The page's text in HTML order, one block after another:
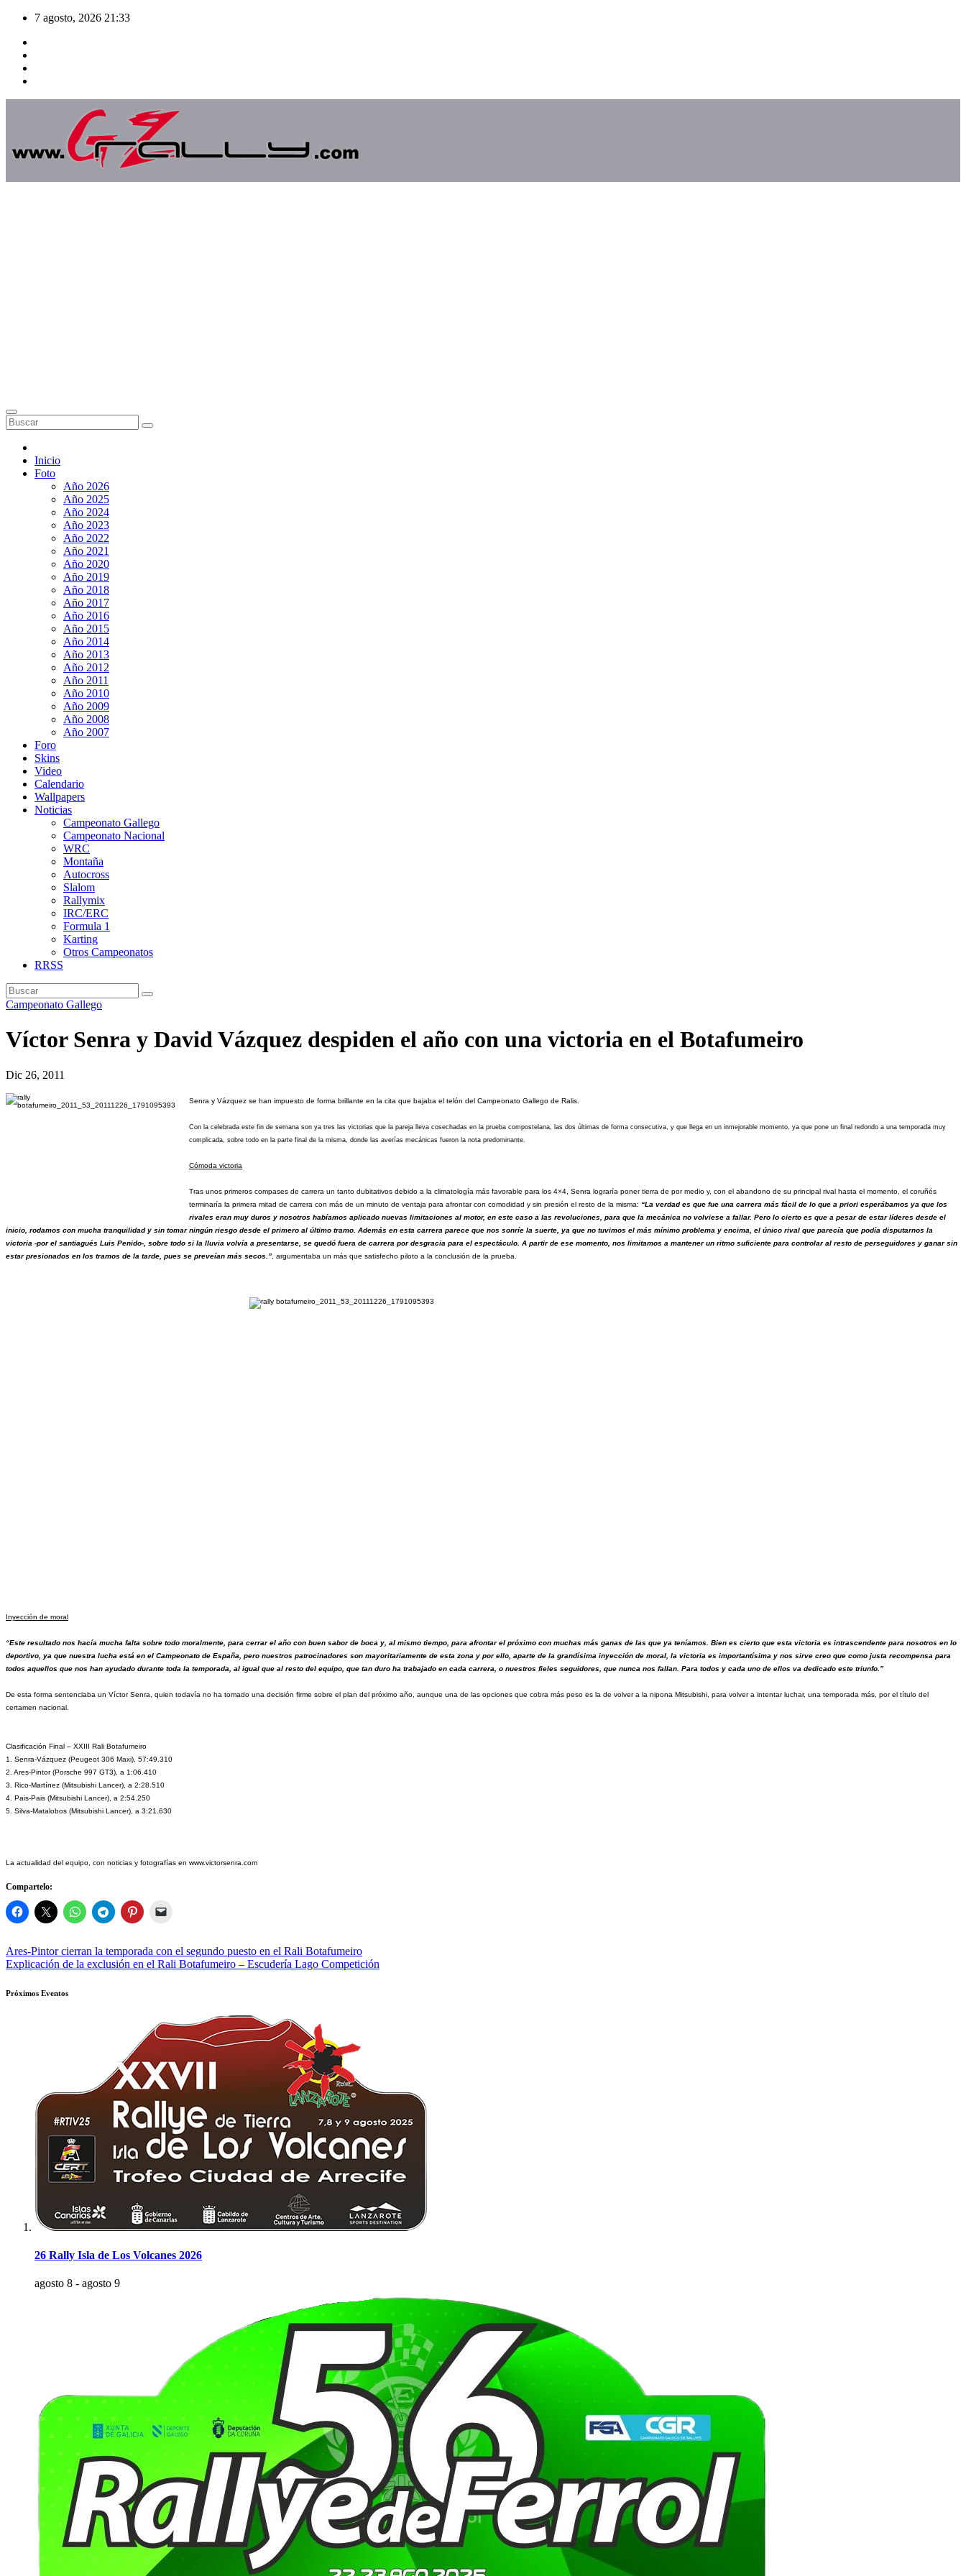
Saltar
contenido
7 agosto, 2026 21:33
Inicio
Foto
Año 2026
Año 2025
Año 2024
Año 2023
Año 2022
Año 2021
Año 2020
Año 2019
Año 2018
Año 2017
Año 2016
Año 2015
Año 2014
Año 2013
Año 2012
Año 2011
Año 2010
Año 2009
Año 2008
Año 2007
Foro
Skins
Video
Calendario
Wallpapers
Noticias
Campeonato Gallego
Campeonato Nacional
WRC
Montaña
Autocross
Slalom
Rallymix
IRC/ERC
Formula 1
Karting
Otros Campeonatos
RRSS
Campeonato Gallego
Víctor Senra y David Vázquez despiden el año con una victoria en el Botafumeiro
Dic 26, 2011
Senra y Vázquez se han impuesto de forma brillante en la cita que bajaba el telón del Campeonato Gallego de Ralis.
Con la celebrada este fin de semana son ya tres las victorias que la pareja lleva cosechadas en la prueba compostelana, las dos últimas de forma consecutiva, y que llega en un inmejorable momento, ya que pone un final redondo a una temporada muy
complicada, sobre todo en la parte final de la misma, donde las averías mecánicas fueron la nota predominante.
Cómoda victoria
Tras unos primeros compases de carrera un tanto dubitativos debido a la climatología más favorable para los 4×4, Senra lograría poner tierra de por medio y, con el abandono de su principal rival hasta el momento, el coruñés
terminaría la primera mitad de carrera con más de un minuto de ventaja para afrontar con comodidad y sin presión el resto de la misma: “La verdad es que fue una carrera más fácil de lo que a priori esperábamos ya que los
rivales eran muy duros y nosotros habíamos aplicado nuevas limitaciones al motor, en este caso a las revoluciones, para que la mecánica no volviese a fallar. Pero lo cierto es que a pesar de estar líderes desde el
inicio, rodamos con mucha tranquilidad y sin tomar ningún riesgo desde el primero al último tramo. Además en esta carrera parece que nos sonríe la suerte, ya que no tuvimos el más mínimo problema y encima, el único rival que parecía que podía disputarnos la
victoria -por el santiagués Luis Penido-, sobre todo si la lluvia volvía a presentarse, se quedó fuera de carrera por desgracia para el espectáculo. A partir de ese momento, nos limitamos a mantener un ritmo suficiente para controlar al resto de perseguidores y ganar sin
estar presionados en los tramos de la tarde, pues se preveían más secos.” , argumentaba un más que satisfecho piloto a la conclusión de la prueba.
Inyección de moral
“Este resultado nos hacía mucha falta sobre todo moralmente, para cerrar el año con buen sabor de boca y, al mismo tiempo, para afrontar el próximo con muchas más ganas de las que ya teníamos. Bien es cierto que esta victoria es intrascendente para nosotros en lo
deportivo, ya que nuestra lucha está en el Campeonato de España, pero nuestros patrocinadores son mayoritariamente de esta zona y por ello, aparte de la grandísima inyección de moral, la victoria es importantísima y nos sirve creo que como justa recompensa para
todos aquellos que nos han ayudado durante toda la temporada, al igual que al resto del equipo, que tan duro ha trabajado en cada carrera, o nuestros fieles seguidores, que nunca nos fallan. Para todos y cada uno de ellos va dedicado este triunfo.”
De esta forma sentenciaba un Víctor Senra, quien todavía no ha tomado una decisión firme sobre el plan del próximo año, aunque una de las opciones que cobra más peso es la de volver a la nipona Mitsubishi, para volver a intentar luchar, una temporada más, por el título del
certamen nacional.
Clasificación Final – XXIII Rali Botafumeiro
1. Senra-Vázquez (Peugeot 306 Maxi), 57:49.310
2. Ares-Pintor (Porsche 997 GT3), a 1:06.410
3. Rico-Martínez (Mitsubishi Lancer), a 2:28.510
4. Pais-Pais (Mitsubishi Lancer), a 2:54.250
5. Silva-Matalobos (Mitsubishi Lancer), a 3:21.630
La actualidad del equipo, con noticias y fotografías en www.victorsenra.com
Compartelo:
Navegación
de
entradas
Ares-Pintor cierran la temporada con el segundo puesto en el Rali Botafumeiro
Explicación de la exclusión en el Rali Botafumeiro – Escudería Lago Competición
Próximos Eventos
26 Rally Isla de Los Volcanes 2026
agosto 8 - agosto 9